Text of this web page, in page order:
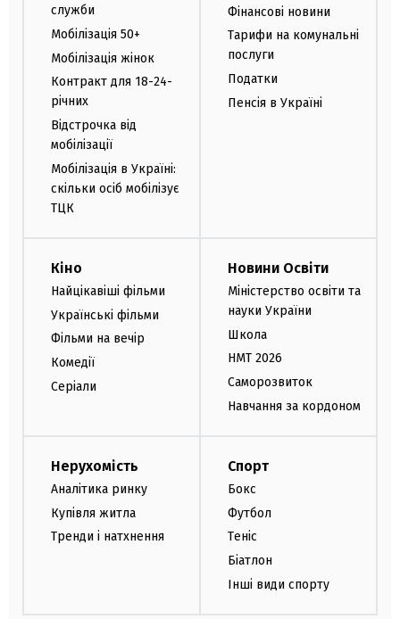
служби
Мобілізація 50+
Мобілізація жінок
Контракт для 18-24-
річних
Відстрочка від
мобілізації
Мобілізація в Україні:
скільки осіб мобілізує
ТЦК
Фінансові новини
Тарифи на комунальні
послуги
Податки
Пенсія в Україні
Кіно
Найцікавіші фільми
Українські фільми
Фільми на вечір
Комедії
Серіали
Новини Освіти
Міністерство освіти та
науки України
Школа
НМТ 2026
Саморозвиток
Навчання за кордоном
Нерухомість
Аналітика ринку
Купівля житла
Тренди і натхнення
Спорт
Бокс
Футбол
Теніс
Біатлон
Інші види спорту